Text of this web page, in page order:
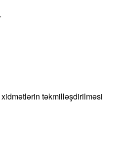
xidmətlərin təkmilləşdirilməsi